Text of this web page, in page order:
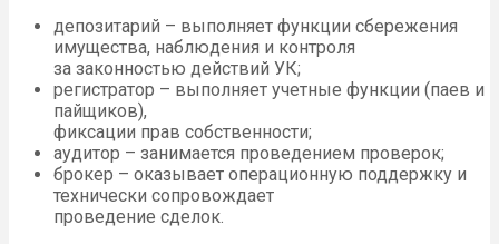
депозитарий – выполняет функции сбережения
имущества, наблюдения и контроля
за законностью действий УК;
регистратор – выполняет учетные функции (паев и
пайщиков),
фиксации прав собственности;
аудитор – занимается проведением проверок;
брокер – оказывает операционную поддержку и
технически сопровождает
проведение сделок.